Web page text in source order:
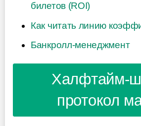
билетов (ROI)
Как читать линию
Банкролл-менеджмент
Халфтайм-
протокол